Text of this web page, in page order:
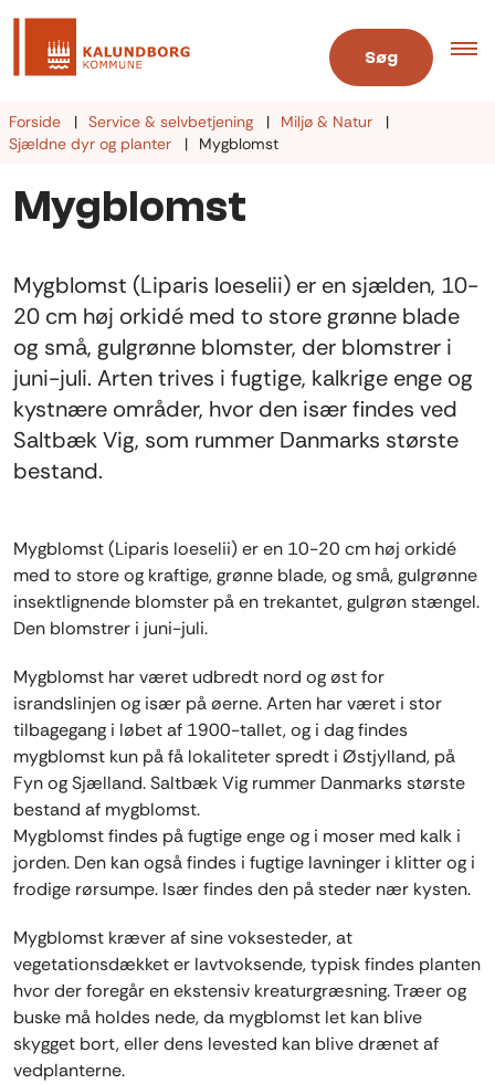
Søg
Forside Service & selvbetjening
Miljø & Natur
Sjældne dyr og planter
Mygblomst
Mygblomst
Mygblomst (Liparis loeselii) er en sjælden, 10-
20 cm høj orkidé med to store grønne blade
og små, gulgrønne blomster, der blomstrer i
juni-juli. Arten trives i fugtige, kalkrige enge og
kystnære områder, hvor den især findes ved
Saltbæk Vig, som rummer Danmarks største
bestand.
Mygblomst (Liparis loeselii) er en 10-20 cm høj orkidé
med to store og kraftige, grønne blade, og små, gulgrønne
insektlignende blomster på en trekantet, gulgrøn stængel.
Den blomstrer i juni-juli.
Mygblomst har været udbredt nord og øst for
israndslinjen og især på øerne. Arten har været i stor
tilbagegang i løbet af 1900-tallet, og i dag findes
mygblomst kun på få lokaliteter spredt i Østjylland, på
Fyn og Sjælland. Saltbæk Vig rummer Danmarks største
bestand af mygblomst.
Mygblomst findes på fugtige enge og i moser med kalk i
jorden. Den kan også findes i fugtige lavninger i klitter og i
frodige rørsumpe. Især findes den på steder nær kysten.
Mygblomst kræver af sine voksesteder, at
vegetationsdækket er lavtvoksende, typisk findes planten
hvor der foregår en ekstensiv kreaturgræsning. Træer og
buske må holdes nede, da mygblomst let kan blive
skygget bort, eller dens levested kan blive drænet af
vedplanterne.